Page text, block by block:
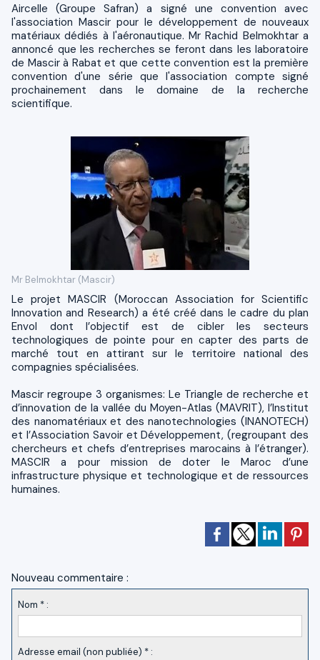
Aircelle (Groupe Safran) a signé une convention avec
l'association Mascir pour le développement de nouveaux
matériaux dédiés à l'aéronautique. Mr Rachid Belmokhtar a
annoncé que les recherches se feront dans les laboratoire
de Mascir à Rabat et que cette convention est la première
convention d'une série que l'association compte signé
prochainement dans le domaine de la recherche
scientifique.
Mr Belmokhtar (Mascir)
Le projet MASCIR (Moroccan Association for Scientific
Innovation and Research) a été créé dans le cadre du plan
Envol dont l’objectif est de cibler les secteurs
technologiques de pointe pour en capter des parts de
marché tout en attirant sur le territoire national des
compagnies spécialisées.
Mascir regroupe 3 organismes: Le Triangle de recherche et
d’innovation de la vallée du Moyen-Atlas (MAVRIT), l’Institut
des nanomatériaux et des nanotechnologies (INANOTECH)
et l’Association Savoir et Développement, (regroupant des
chercheurs et chefs d’entreprises marocains à l’étranger).
MASCIR a pour mission de doter le Maroc d’une
infrastructure physique et technologique et de ressources
humaines.
Nouveau commentaire :
Nom * :
Adresse email (non publiée) * :